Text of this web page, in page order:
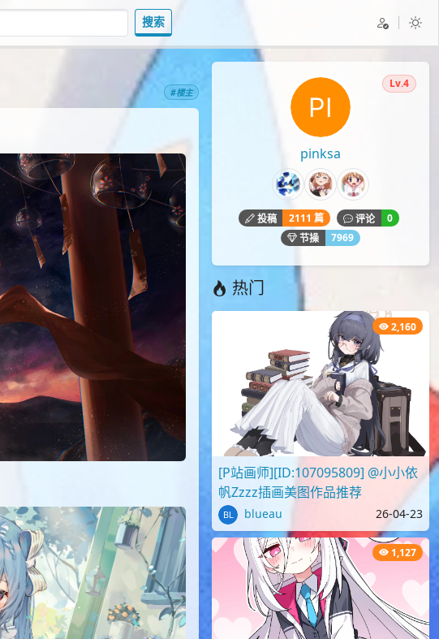
搜索
#楼主
pinksa
Lv.4
投稿 2111 篇 评论
0
节操
7969
热门
2,160
[P站画师][ID:107095809] @小小依
帆Zzzz插画美图作品推荐
blueau 26-04-23
1,127